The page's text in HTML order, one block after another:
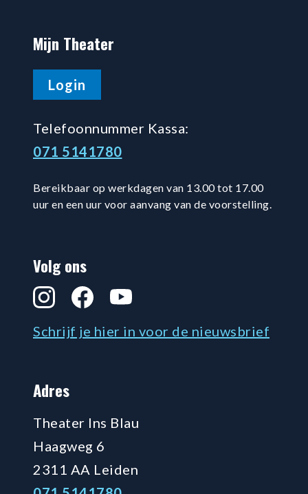
Mijn Theater
Login
Telefoonnummer Kassa:
071 5141780
Bereikbaar op werkdagen van 13.00 tot 17.00
uur en een uur voor aanvang van de voorstelling.
Volg ons
InstagramFacebookYouTube
Schrijf je hier in voor de nieuwsbrief
Adres
Theater Ins Blau
Haagweg 6
2311 AA Leiden